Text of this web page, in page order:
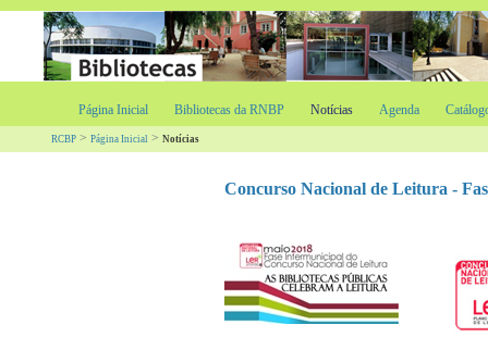
Página Inicial Bibliotecas da RNBP Notícias Agenda
RCBP > Página Inicial > Notícias
Concurso Nacional de Leitura -